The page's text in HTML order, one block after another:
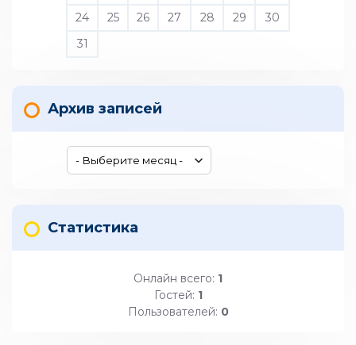
24
25 26 27 28 29
30
31
Архив записей
Статистика
Онлайн всего: 1
Гостей: 1
Пользователей: 0